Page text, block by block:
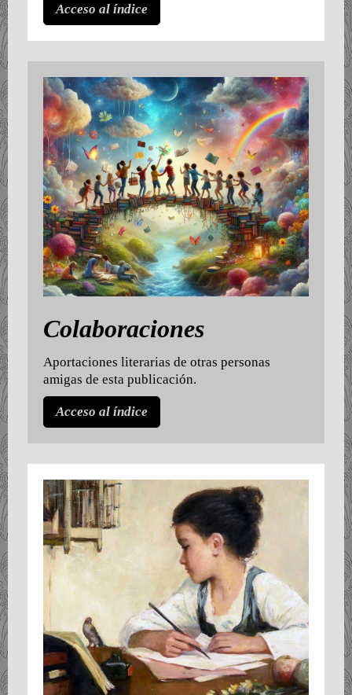
Acceso al índice
Colaboraciones
Aportaciones literarias de otras personas
amigas de esta publicación.
Acceso al índice